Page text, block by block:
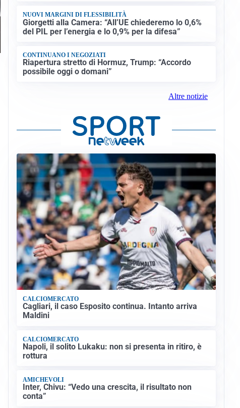
NUOVI MARGINI DI FLESSIBILITÀ
Giorgetti alla Camera: “All’UE chiederemo lo 0,6%
del PIL per l’energia e lo 0,9% per la difesa”
CONTINUANO I NEGOZIATI
Riapertura stretto di Hormuz, Trump: “Accordo
possibile oggi o domani”
Altre notizie
CALCIOMERCATO
Cagliari, il caso Esposito continua. Intanto arriva
Maldini
CALCIOMERCATO
Napoli, il solito Lukaku: non si presenta in ritiro, è
rottura
AMICHEVOLI
Inter, Chivu: “Vedo una crescita, il risultato non
conta”